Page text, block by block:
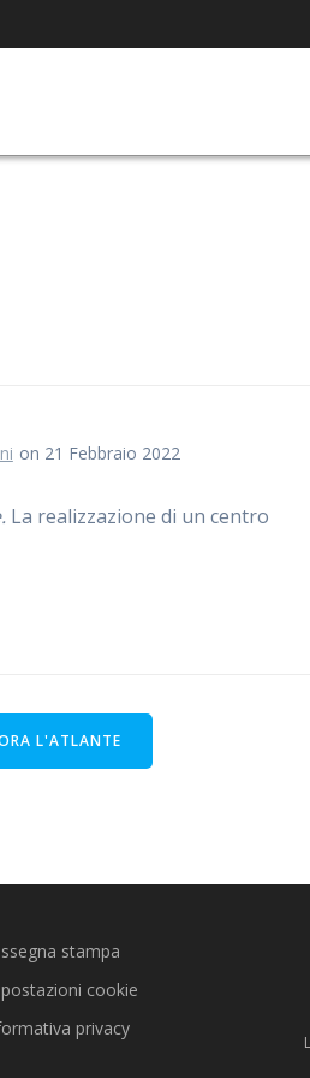
on 21 Febbraio 2022
La realizzazione di un centro
L'ATLANTE
stampa
cookie
privacy